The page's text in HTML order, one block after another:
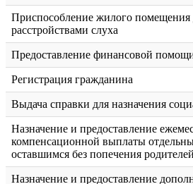
Приспособление жилого помещения
расстройствами слуха
Предоставление финансовой
Регистрация гражданина
Выдача справки для назначения
Назначение и предоставление
компенсационной выплаты
оставшимся без попечения
Назначение и предоставление